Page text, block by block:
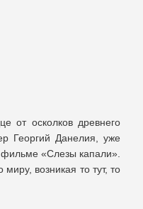
от осколков древнего
Георгий Данелия, уже
фильме «Слезы капали».
возникая то тут, то